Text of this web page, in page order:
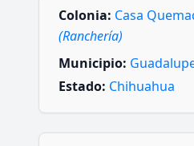
Colonia: Casa
(Ranchería)
Municipio:
Estado: Chihuahua